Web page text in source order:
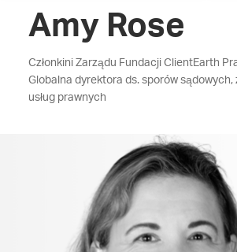
Amy Rose
Członkini Zarządu Fundacji ClientEarth
Globalna dyrektora ds. sporów sądowych,
usług prawnych